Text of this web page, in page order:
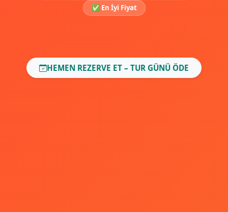
✅ En İyi Fiyat
HEMEN REZERVE ET – TUR GÜNÜ ÖDE